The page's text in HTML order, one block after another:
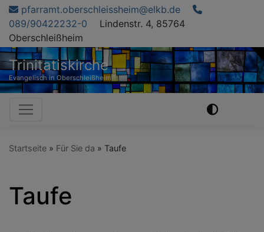
Direkt
zum
Inhalt
pfarramt.oberschleissheim@elkb.de
089/90422232-0
Lindenstr. 4, 85764
Oberschleißheim
Trinitatiskirche
Evangelisch in Oberschleißheim
Hauptnavigation
Startseite Für Sie da Taufe
Taufe